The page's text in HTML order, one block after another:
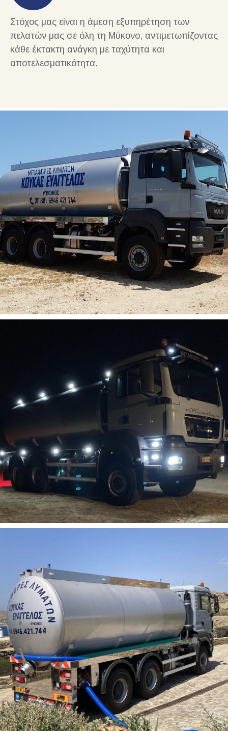
Στόχος μας είναι η άμεση εξυπηρέτηση των
πελατών μας σε όλη τη Μύκονο, αντιμετωπίζοντας
κάθε έκτακτη ανάγκη με ταχύτητα και
αποτελεσματικότητα.